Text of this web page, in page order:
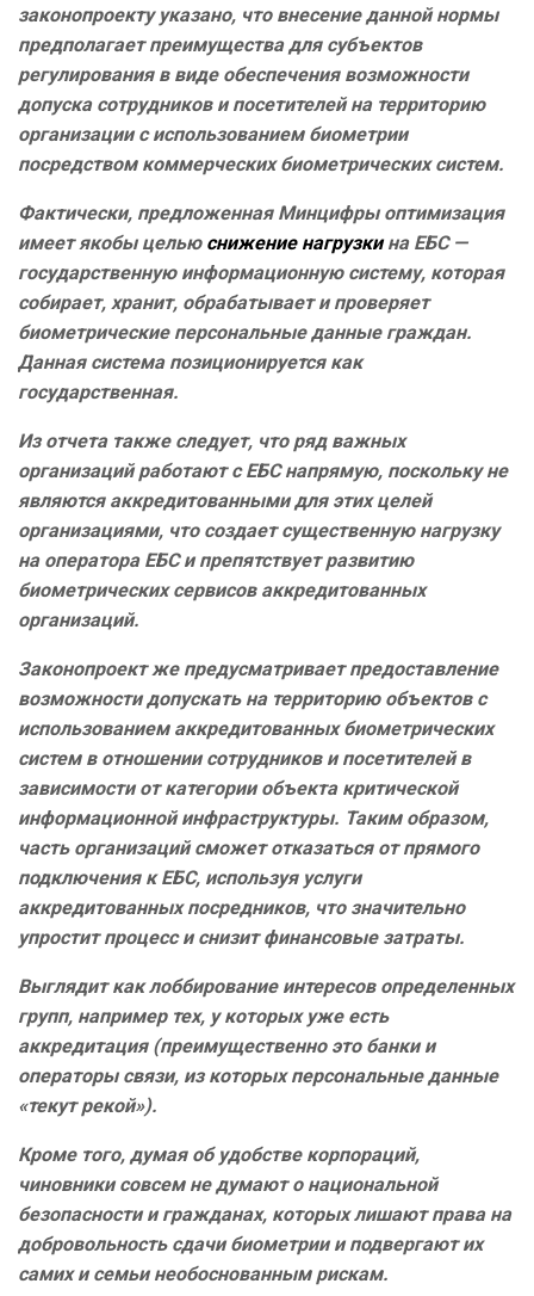
законопроекту указано, что внесение данной нормы
предполагает преимущества для субъектов
регулирования в виде обеспечения возможности
допуска сотрудников и посетителей на территорию
организации с использованием биометрии
посредством коммерческих биометрических систем.
Фактически, предложенная Минцифры оптимизация
имеет якобы целью снижение нагрузкина ЕБС —
государственную информационную систему, которая
собирает, хранит, обрабатывает и проверяет
биометрические персональные данные граждан.
Данная система позиционируется как
государственная.
Из отчета также следует, что ряд важных
организаций работают с ЕБС напрямую, поскольку не
являются аккредитованными для этих целей
организациями, что создает существенную нагрузку
на оператора ЕБС и препятствует развитию
биометрических сервисов аккредитованных
организаций.
Законопроект же предусматривает предоставление
возможности допускать на территорию объектов с
использованием аккредитованных биометрических
систем в отношении сотрудников и посетителей в
зависимости от категории объекта критической
информационной инфраструктуры. Таким образом,
часть организаций сможет отказаться от прямого
подключения к ЕБС, используя услуги
аккредитованных посредников, что значительно
упростит процесс и снизит финансовые затраты.
Выглядит как лоббирование интересов определенных
групп, например тех, у которых уже есть
аккредитация (преимущественно это банки и
операторы связи, из которых персональные данные
«текут рекой»).
Кроме того, думая об удобстве корпораций,
чиновники совсем не думают о национальной
безопасности и гражданах, которых лишают права на
добровольность сдачи биометрии и подвергают их
самих и семьи необоснованным рискам.